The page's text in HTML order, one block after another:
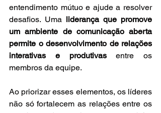
entendimento mútuo e ajude a resolver
desafios. Uma liderança que promove
um ambiente de comunicação aberta
permite o desenvolvimento de relações
interativas e produtivas entre os
membros da equipe.
Ao priorizar esses elementos, os líderes
não só fortalecem as relações entre os